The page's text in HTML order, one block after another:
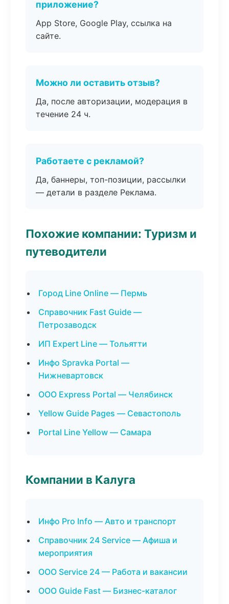
приложение?
App Store, Google Play, ссылка на
сайте.
Можно ли оставить отзыв?
Да, после авторизации, модерация в
течение 24 ч.
Работаете с рекламой?
Да, баннеры, топ-позиции, рассылки
— детали в разделе Реклама.
Похожие компании: Туризм и
путеводители
Город Line Online — Пермь
Справочник Fast Guide —
Петрозаводск
ИП Expert Line — Тольятти
Инфо Spravka Portal —
Нижневартовск
ООО Express Portal — Челябинск
Yellow Guide Pages — Севастополь
Portal Line Yellow — Самара
Компании в Калуга
Инфо Pro Info — Авто и транспорт
Справочник 24 Service — Афиша и
мероприятия
ООО Service 24 — Работа и вакансии
ООО Guide Fast — Бизнес-каталог